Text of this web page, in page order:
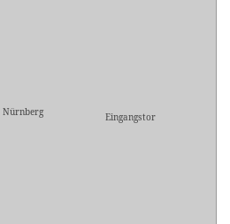
Nürnberg Eingangstor